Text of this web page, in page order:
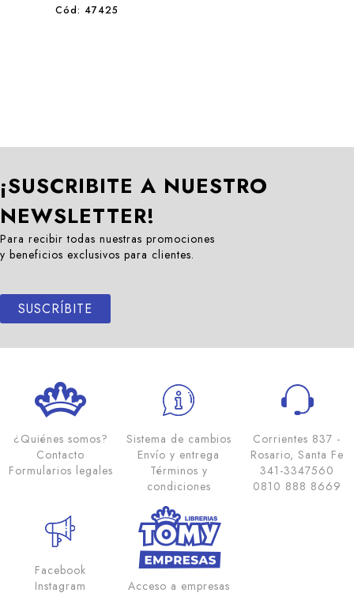
Cód: 47425
¡SUSCRIBITE A NUESTRO
NEWSLETTER!
Para recibir todas nuestras promociones
y beneficios exclusivos para clientes.
SUSCRÍBITE
¿Quiénes somos?
Contacto
Formularios legales
Sistema de cambios
Envío y entrega
Términos y
condiciones
Corrientes 837 -
Rosario, Santa Fe
341-3347560
0810 888 8669
Facebook
Instagram
Acceso a empresas